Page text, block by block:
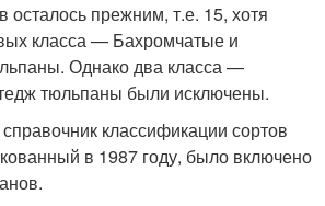
осталось прежним, т.е. 15, хотя
класса — Бахромчатые и
Однако два класса —
тюльпаны были исключены.
классификации сортов
в 1987 году, было включено